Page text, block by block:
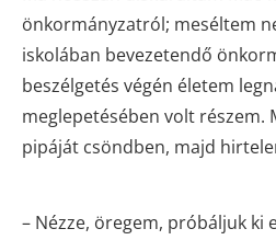
önkormányzatról; meséltem
iskolában bevezetendő
beszélgetés végén életem
meglepetésében volt részem.
pipáját csöndben, majd
– Nézze, öregem, próbáljuk ki